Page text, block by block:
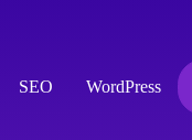
SEO WordPress